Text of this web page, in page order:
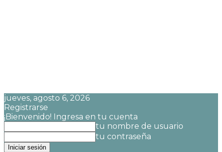
jueves, agosto 6, 2026
Registrarse
¡Bienvenido! Ingresa en tu cuenta
tu nombre de usuario
tu contraseña